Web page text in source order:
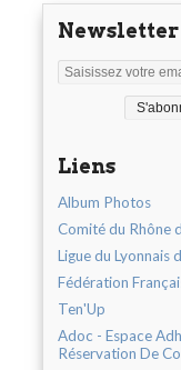
Newsletter
Liens
Album Photos
Comité du Rhône
Ligue du Lyonnais
Fédération
Ten'Up
Adoc - Espace
Réservation De